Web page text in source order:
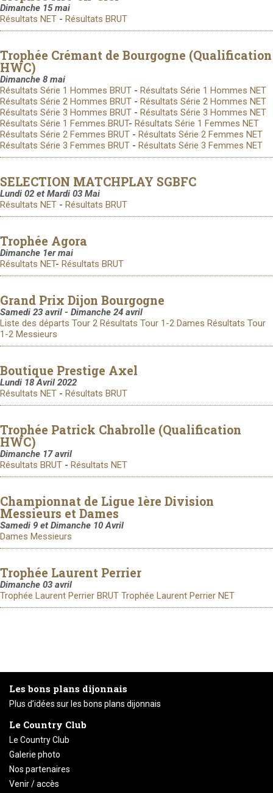
Dimanche 15 mai
Résultats NET - Résultats BRUT
Trophée Crémant de Bourgogne (Qualification
HWC)
Dimanche 8 mai
Résultats Série 1 Hommes BRUT - Résultats Série 1 Hommes NET
Résultats Série 2 Hommes BRUT - Résultats Série 2 Hommes NET
Résultats Série 3 Hommes BRUT - Résultats Série 3 Hommes NET
Résultats Série 1 Femmes BRUT- Résultats Série 1 Femmes NET
Résultats Série 2 Femmes BRUT - Résultats Série 2 Femmes NET
Résultats Série 3 Femmes BRUT - Résultats Série 3 Femmes NET
SELECTION MATCHPLAY SGBFC
Lundi 02 et Mardi 03 Mai
Résultats NET - Résultats BRUT
Trophée Agora
Dimanche 1er mai
Résultats NET- Résultats BRUT
Grand Prix Dijon Bourgogne
Samedi 23 avril - Dimanche 24 avril
Liste des départs Tour 2 Résultats Tour 1-2 Dames Résultats Tour
1-2 Messieurs
Boutique Prestige Axel
Lundi 18 Avril 2022
Résultats NET - Résultats BRUT
Trophée Patrick Chabrolle (Qualification
HWC)
Dimanche 17 avril
Résultats BRUT - Résultats NET
Championnat de Ligue 1ère Division
Messieurs et Dames
Samedi 9 et Dimanche 10 Avril
Dames Messieurs
Trophée Laurent Perrier
Dimanche 03 avril
Trophée Laurent Perrier BRUT Trophée Laurent Perrier NET
Les bons plans dijonnais
Plus d’idées sur les bons plans dijonnais
Le Country Club
Le Country Club
Galerie photo
Nos partenaires
Venir / accès